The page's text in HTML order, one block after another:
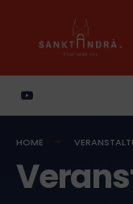
content
HOME